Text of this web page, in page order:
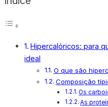
Hipercalóricos: para
ideal
O que são
Composição
Os
As